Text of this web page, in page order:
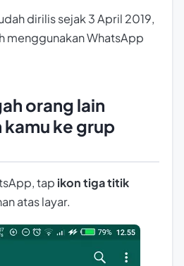
dirilis sejak 3 April 2019,
menggunakan WhatsApp
orang lain
ke grup
tap ikon tiga titik
atas layar.